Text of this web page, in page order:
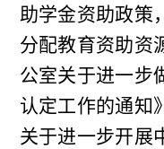
助学金资助政策
分配教育资助资
公室关于进一步
认定工作的通知
关于进一步开展